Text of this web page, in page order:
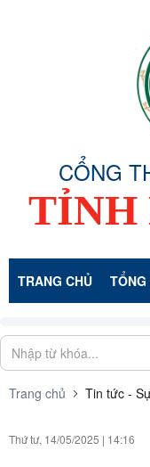
CỔNG
TỈNH
TRANG CHỦ
Trang chủ Tin tức -
Thứ tư, 14/05/2025 | 14:16